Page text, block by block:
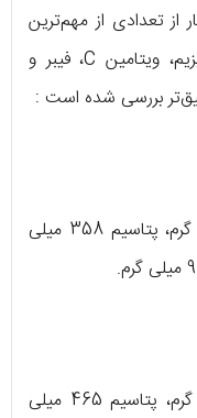
از تعدادی از مهم‌ترین
مواد مغذی هستند مثل: پتاسیم، منیزیم، ویتامین C، فیبر و
بررسی شده است :
کالری 89، کربوهیدرات 23 گرم، فیبر 3 گرم، پتاسیم 358 میلی
کالری 116، کربوهیدرات 31 گرم، فیبر 2 گرم، پتاسیم 465 میلی